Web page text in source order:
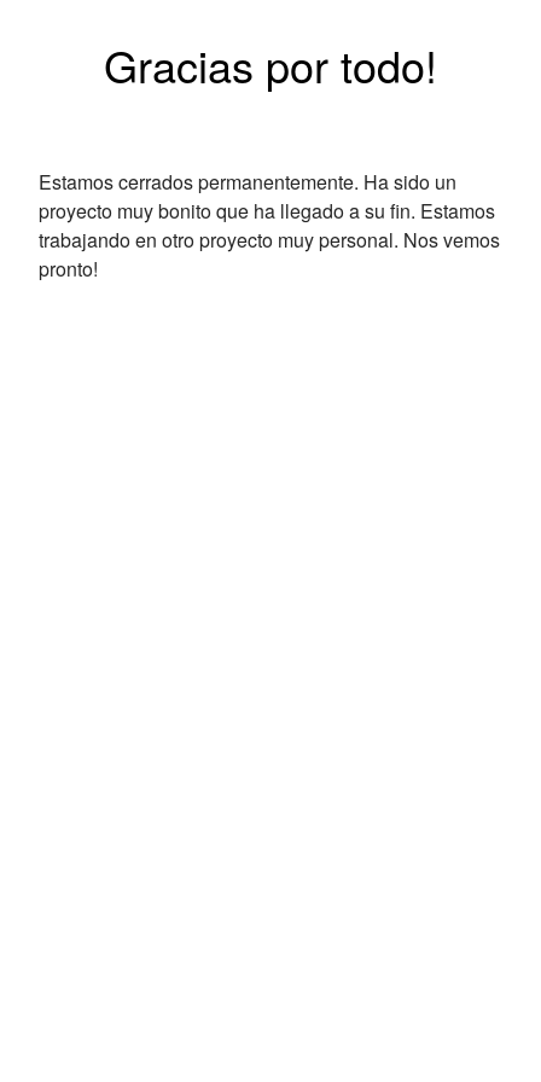
Gracias por todo!
Estamos cerrados permanentemente. Ha sido un
proyecto muy bonito que ha llegado a su fin. Estamos
trabajando en otro proyecto muy personal. Nos vemos
pronto!